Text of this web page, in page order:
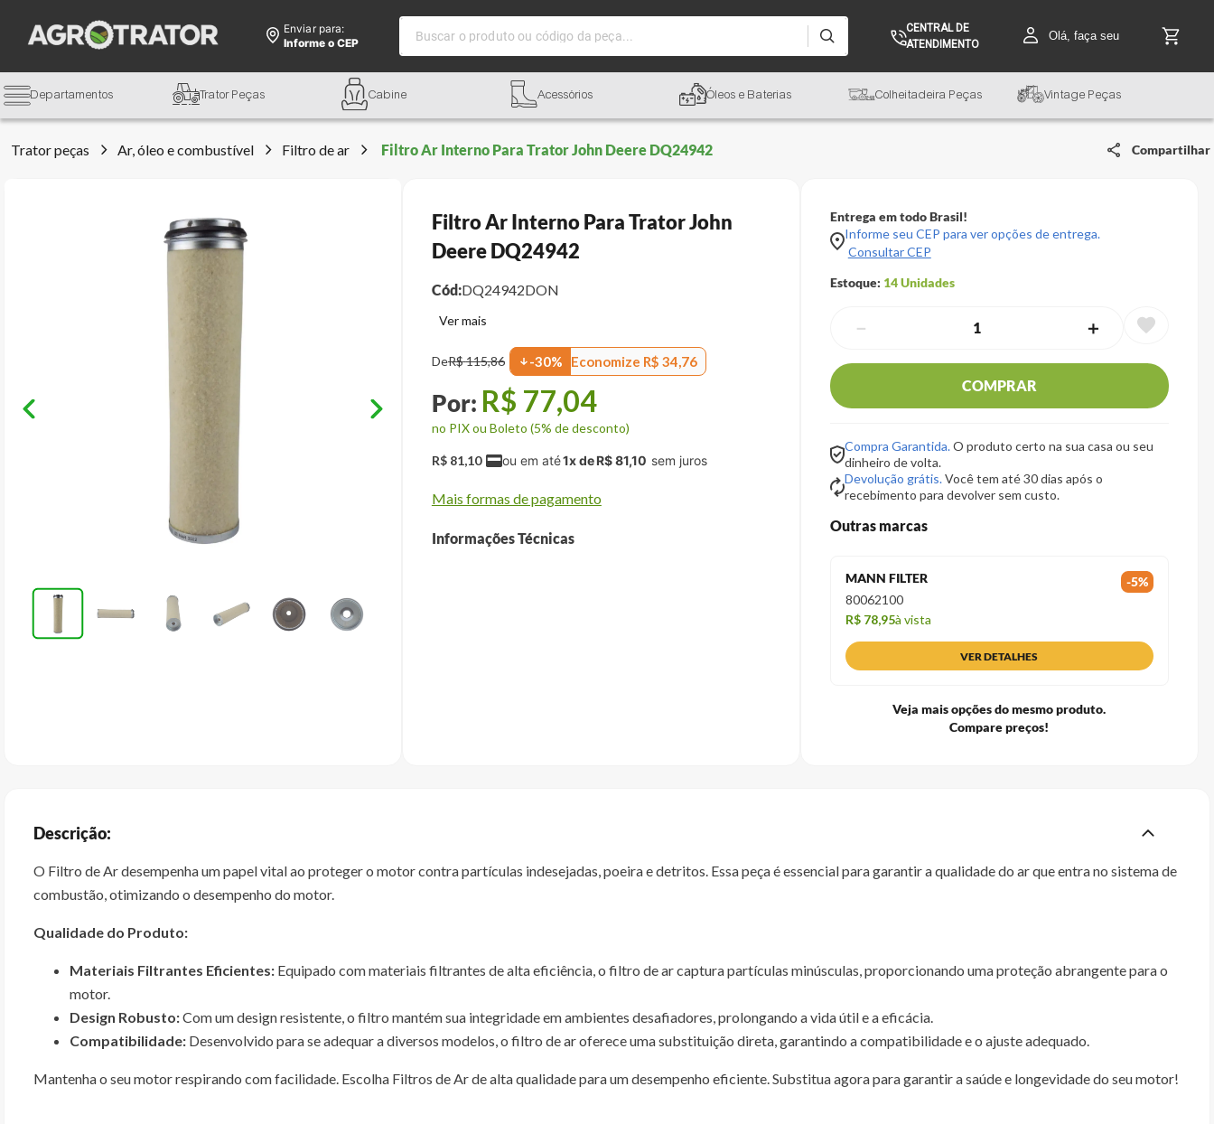
Enviar para:
Informe o CEP
Buscar o produto ou código da peça...
CENTRAL DE
ATENDIMENTO
Olá, faça seu
Departamentos Trator Peças Cabine Acessórios Óleos e Baterias Colheitadeira Peças Vintage Peças
Trator peças Ar, óleo e combustível Filtro de ar Filtro Ar Interno Para Trator John Deere DQ24942 Compartilhar
Filtro Ar Interno Para Trator John
Deere DQ24942
Cód:DQ24942DON
DeR$115,86 -30% Economize R$ 34,76
R$ 77,04
no PIX ou Boleto (5% de desconto)
R$ 81,10 1x deR$81,10
Mais formas de pagamento
Informações Técnicas
Entrega em todo Brasil!
Informe seu CEP para ver opções de entrega.
Consultar CEP
Estoque: 14Unidades
＋
－
COMPRAR
Compra Garantida.O produto certo na sua casa ou seu
dinheiro de volta.
Devolução grátis.Você tem até 30 dias após o
recebimento para devolver sem custo.
Outras marcas
MANN FILTER -5%
80062100
R$ 78,95à vista
VER DETALHES
Veja mais opções do mesmo produto.
Compare preços!
Descrição:
O Filtro de Ar desempenha um papel vital ao proteger o motor contra partículas indesejadas, poeira e detritos. Essa peça é essencial para garantir a qualidade do ar que entra no sistema de
combustão, otimizando o desempenho do motor.
Qualidade do Produto:
Materiais Filtrantes Eficientes: Equipado com materiais filtrantes de alta eficiência, o filtro de ar captura partículas minúsculas, proporcionando uma proteção abrangente para o
motor.
Design Robusto:Com um design resistente, o filtro mantém sua integridade em ambientes desafiadores, prolongando a vida útil e a eficácia.
Compatibilidade: Desenvolvido para se adequar a diversos modelos, o filtro de ar oferece uma substituição direta, garantindo a compatibilidade e o ajuste adequado.
Mantenha o seu motor respirando com facilidade. Escolha Filtros de Ar de alta qualidade para um desempenho eficiente. Substitua agora para garantir a saúde e longevidade do seu motor!